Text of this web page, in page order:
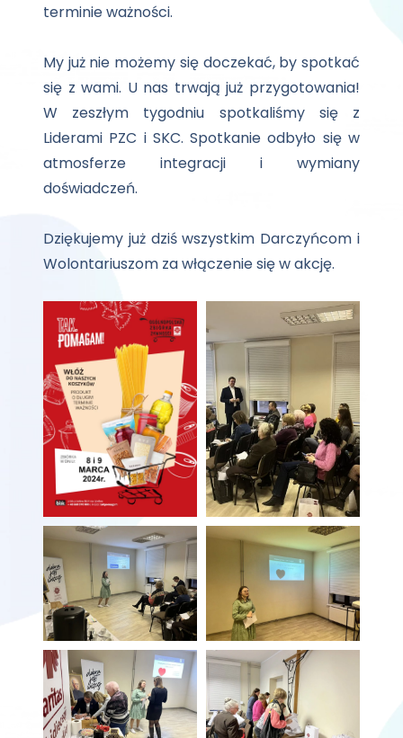
terminie ważności.
My już nie możemy się doczekać, by spotkać
się z wami. U nas trwają już przygotowania!
W zeszłym tygodniu spotkaliśmy się z
Liderami PZC i SKC. Spotkanie odbyło się w
atmosferze integracji i wymiany
doświadczeń.
Dziękujemy już dziś wszystkim Darczyńcom i
Wolontariuszom za włączenie się w akcję.